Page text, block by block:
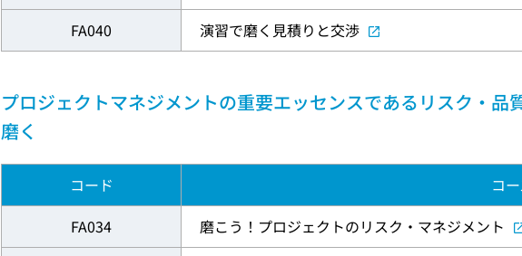
FA040
演習で磨く見積りと交渉
プロジェクトマネジメントの重要エッセンスであるリスク・
磨く
コード
コ
FA034
磨こう！プロジェクトのリスク・マネジメント